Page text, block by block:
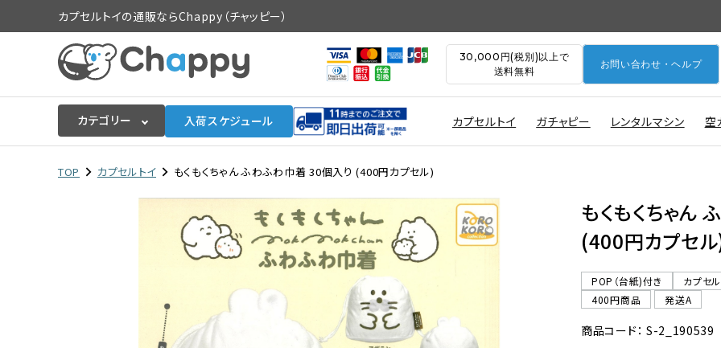
カプセルトイの通販ならChappy（チャッピー）
30,000円(税別)以上で
送料無料
お問い合わせ・ヘルプ
カテゴリー 入荷スケジュール カプセルトイ ガチャピー レンタルマシン 空
ログイン 会員登録
TOP カプセルトイ もくもくちゃん ふわふわ巾着 30個入り (400円カプセル)
もくもくちゃん
(400円カプセ
POP（台紙)付き
カプセ
400円商品
発送A
商品コード： S-2_190539